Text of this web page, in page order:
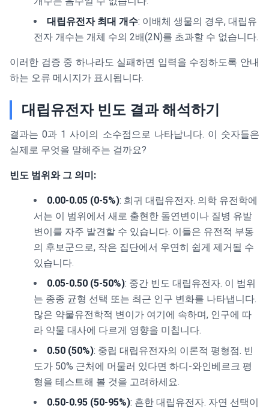
대립유전자 최대 개수: 이배체 생물의 경우, 대립유
전자 개수는 개체 수의 2배(2N)를 초과할 수 없습니다.
이러한 검증 중 하나라도 실패하면 입력을 수정하도록 안내
하는 오류 메시지가 표시됩니다.
대립유전자 빈도 결과 해석하기
결과는 0과 1 사이의 소수점으로 나타납니다. 이 숫자들은
실제로 무엇을 말해주는 걸까요?
빈도 범위와 그 의미:
0.00-0.05 (0-5%): 희귀 대립유전자. 의학 유전학에
서는 이 범위에서 새로 출현한 돌연변이나 질병 유발
변이를 자주 발견할 수 있습니다. 이들은 유전적 부동
의 후보군으로, 작은 집단에서 우연히 쉽게 제거될 수
있습니다.
0.05-0.50 (5-50%): 중간 빈도 대립유전자. 이 범위
는 종종 균형 선택 또는 최근 인구 변화를 나타냅니다.
많은 약물유전학적 변이가 여기에 속하며, 인구에 따
라 약물 대사에 다르게 영향을 미칩니다.
0.50 (50%): 중립 대립유전자의 이론적 평형점. 빈
도가 50% 근처에 머물러 있다면 하디-와인베르크 평
형을 테스트해 볼 것을 고려하세요.
0.50-0.95 (50-95%): 흔한 대립유전자. 자연 선택이